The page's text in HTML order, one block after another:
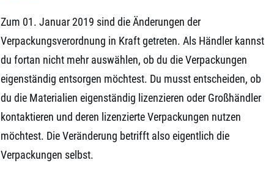
Zum 01. Januar 2019 sind die Änderungen der
Verpackungsverordnung in Kraft getreten. Als Händler kannst
du fortan nicht mehr auswählen, ob du die Verpackungen
eigenständig entsorgen möchtest. Du musst entscheiden, ob
du die Materialien eigenständig lizenzieren oder Großhändler
kontaktieren und deren lizenzierte Verpackungen nutzen
möchtest. Die Veränderung betrifft also eigentlich die
Verpackungen selbst.